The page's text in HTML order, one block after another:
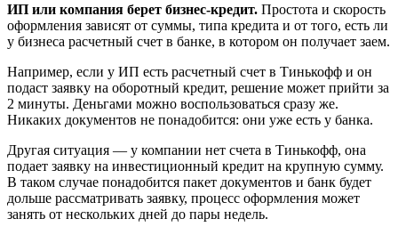
ИП или компания берет бизнес-кредит. Простота и скорость
оформления зависят от суммы, типа кредита и от того, есть ли
у бизнеса расчетный счет в банке, в котором он получает заем.
Например, если у ИП есть расчетный счет в Тинькофф и он
подаст заявку на оборотный кредит, решение может прийти за
2 минуты. Деньгами можно воспользоваться сразу же.
Никаких документов не понадобится: они уже есть у банка.
Другая ситуация — у компании нет счета в Тинькофф, она
подает заявку на инвестиционный кредит на крупную сумму.
В таком случае понадобится пакет документов и банк будет
дольше рассматривать заявку, процесс оформления может
занять от нескольких дней до пары недель.